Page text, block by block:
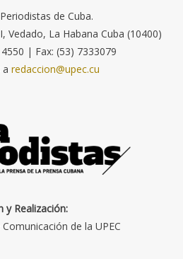
de Cuba.
Vedado, La Habana Cuba (10400)
| Fax: (53) 7333079
a redaccion@upec.cu
y Realización:
de la UPEC